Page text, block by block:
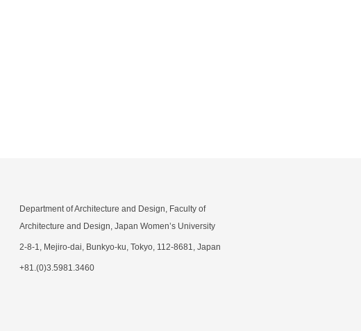
Department of Architecture and Design, Faculty of
Architecture and Design, Japan Women’s University
2-8-1, Mejiro-dai, Bunkyo-ku, Tokyo, 112-8681, Japan
+81.(0)3.5981.3460